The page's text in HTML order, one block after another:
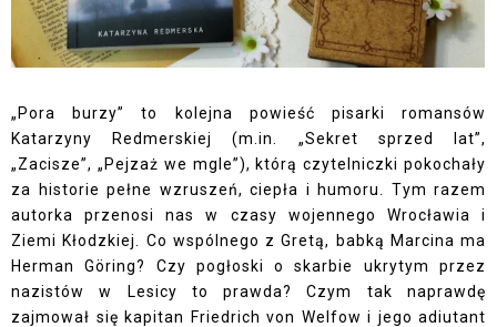
„Pora burzy” to kolejna powieść pisarki romansów
Katarzyny Redmerskiej (m.in. „Sekret sprzed lat”,
„Zacisze”, „Pejzaż we mgle”), którą czytelniczki pokochały
za historie pełne wzruszeń, ciepła i humoru. Tym razem
autorka przenosi nas w czasy wojennego Wrocławia i
Ziemi Kłodzkiej. Co wspólnego z Gretą, babką Marcina ma
Herman Göring? Czy pogłoski o skarbie ukrytym przez
nazistów w Lesicy to prawda? Czym tak naprawdę
zajmował się kapitan Friedrich von Welfow i jego adiutant